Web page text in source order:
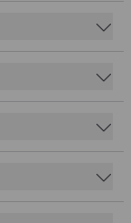
Verbrauch:
(1x jährlich)
Werkzeug